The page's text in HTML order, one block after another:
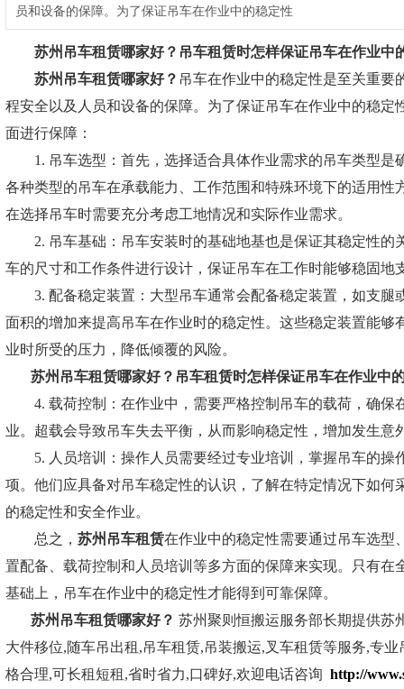
员和设备的保障。为了保证吊车在作业中的稳定性
苏州吊车租赁哪家好？ 吊车租赁时怎样保证吊车在作业中
苏州吊车租赁哪家好？ 吊车在作业中的稳定性是至关重要
程安全以及人员和设备的保障。为了保证吊车在作业中的稳定
面进行保障：
1. 吊车选型：首先，选择适合具体作业需求的吊车类型是
各种类型的吊车在承载能力、工作范围和特殊环境下的适用性
在选择吊车时需要充分考虑工地情况和实际作业需求。
2. 吊车基础：吊车安装时的基础地基也是保证其稳定性的
车的尺寸和工作条件进行设计，保证吊车在工作时能够稳固地
3. 配备稳定装置：大型吊车通常会配备稳定装置，如支腿
面积的增加来提高吊车在作业时的稳定性。这些稳定装置能够
业时所受的压力，降低倾覆的风险。
苏州吊车租赁哪家好？ 吊车租赁时怎样保证吊车在作业中
4. 载荷控制：在作业中，需要严格控制吊车的载荷，确保
业。超载会导致吊车失去平衡，从而影响稳定性，增加发生意
5. 人员培训：操作人员需要经过专业培训，掌握吊车的操
项。他们应具备对吊车稳定性的认识，了解在特定情况下如何
的稳定性和安全作业。
总之， 苏州吊车租赁在作业中的稳定性需要通过吊车选型
置配备、载荷控制和人员培训等多方面的保障来实现。只有在
基础上，吊车在作业中的稳定性才能得到可靠保障。
苏州吊车租赁哪家好？ 苏州聚则恒搬运服务部长期提供苏
大件移位,随车吊出租,吊车租赁,吊装搬运,叉车租赁等服务,专
格合理,可长租短租,省时省力,口碑好,欢迎电话咨询 http://